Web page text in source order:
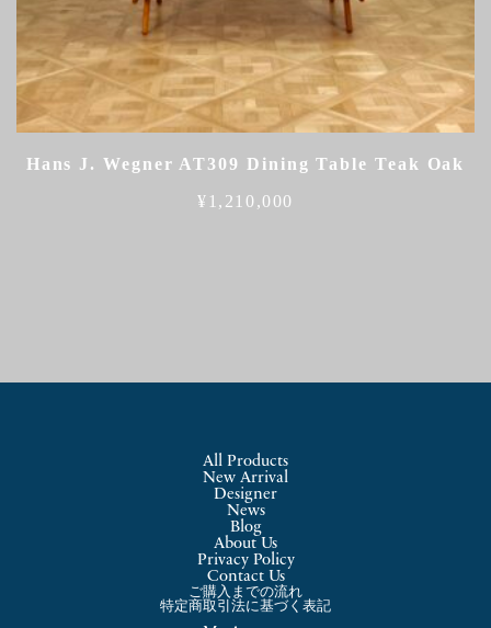
Hans J. Wegner AT309 Dining Table Teak Oak
¥ 1,210,000
All Products
New Arrival
Designer
News
Blog
About Us
Privacy Policy
Contact Us
ご購入までの流れ
特定商取引法に基づく表記